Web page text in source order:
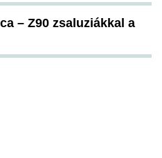
– Z90 zsaluziákkal a